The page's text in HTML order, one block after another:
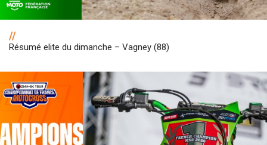
//
Résumé elite du dimanche – Vagney (88)